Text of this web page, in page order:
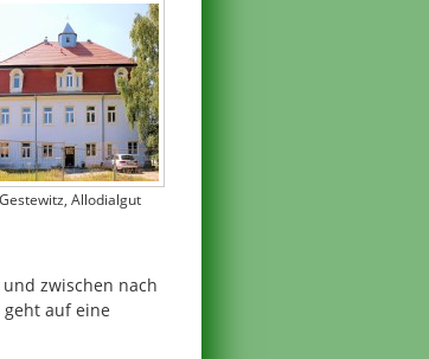
Gestewitz, Allodialgut
zwischen nach
auf eine